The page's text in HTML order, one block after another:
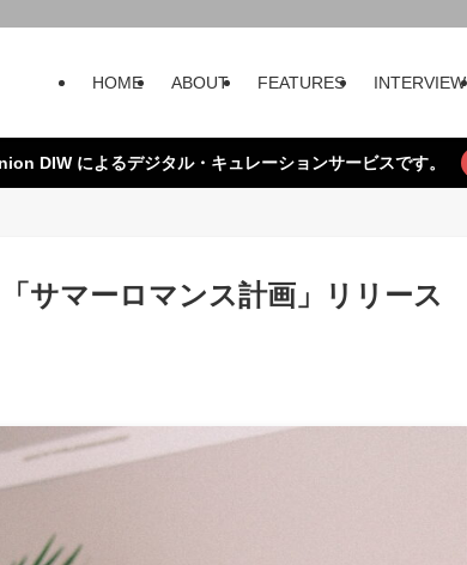
HOME ABOUT FEATURES INTERVIEW
DIW によるデジタル・キュレーションサービスです。
サマーロマンス計画」リリース